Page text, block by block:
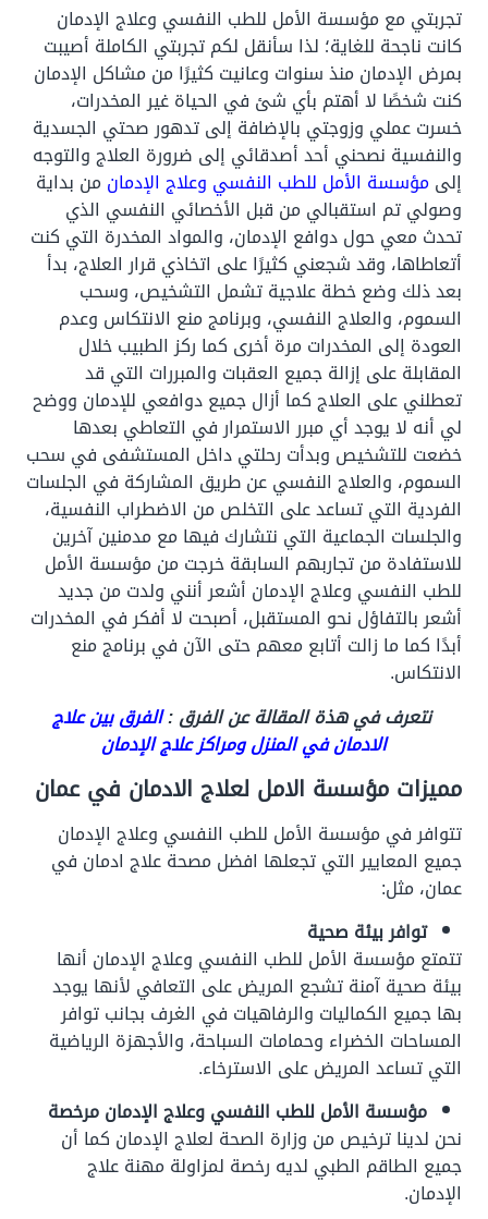
تجربتي مع مؤسسة الأمل للطب النفسي وعلاج الإدمان
كانت ناجحة للغاية؛ لذا سأنقل لكم تجربتي الكاملة أصيبت
بمرض الإدمان منذ سنوات وعانيت كثيرًا من مشاكل الإدمان
كنت شخصًا لا أهتم بأي شئ في الحياة غير المخدرات،
خسرت عملي وزوجتي بالإضافة إلى تدهور صحتي الجسدية
والنفسية نصحني أحد أصدقائي إلى ضرورة العلاج والتوجه
إلىمؤسسة الأمل للطب النفسي وعلاج الإدمانمن بداية
وصولي تم استقبالي من قبل الأخصائي النفسي الذي
تحدث معي حول دوافع الإدمان، والمواد المخدرة التي كنت
أتعاطاها، وقد شجعني كثيرًا على اتخاذي قرار العلاج، بدأ
بعد ذلك وضع خطة علاجية تشمل التشخيص، وسحب
السموم، والعلاج النفسي، وبرنامج منع الانتكاس وعدم
العودة إلى المخدرات مرة أخرى كما ركز الطبيب خلال
المقابلة على إزالة جميع العقبات والمبررات التي قد
تعطلني على العلاج كما أزال جميع دوافعي للإدمان ووضح
لي أنه لا يوجد أي مبرر الاستمرار في التعاطي بعدها
خضعت للتشخيص وبدأت رحلتي داخل المستشفى في سحب
السموم، والعلاج النفسي عن طريق المشاركة في الجلسات
الفردية التي تساعد على التخلص من الاضطراب النفسية،
والجلسات الجماعية التي نتشارك فيها مع مدمنين آخرين
للاستفادة من تجاربهم السابقة خرجت من مؤسسة الأمل
للطب النفسي وعلاج الإدمان أشعر أنني ولدت من جديد
أشعر بالتفاؤل نحو المستقبل، أصبحت لا أفكر في المخدرات
أبدًا كما ما زالت أتابع معهم حتى الآن في برنامج منع
الانتكاس.
نتعرف في هذة المقالة عن الفرق :الفرق بين علاج
الادمان في المنزل ومراكز علاج الإدمان
مميزات مؤسسة الامل لعلاج الادمان في عمان
تتوافر في مؤسسة الأمل للطب النفسي وعلاج الإدمان
جميع المعايير التي تجعلها افضل مصحة علاج ادمان في
عمان، مثل:
توافر بيئة صحية
تتمتع مؤسسة الأمل للطب النفسي وعلاج الإدمان أنها
بيئة صحية آمنة تشجع المريض على التعافي لأنها يوجد
بها جميع الكماليات والرفاهيات في الغرف بجانب توافر
المساحات الخضراء وحمامات السباحة، والأجهزة الرياضية
التي تساعد المريض على الاسترخاء.
مؤسسة الأمل للطب النفسي وعلاج الإدمان مرخصة
نحن لدينا ترخيص من وزارة الصحة لعلاج الإدمان كما أن
جميع الطاقم الطبي لديه رخصة لمزاولة مهنة علاج
الإدمان.